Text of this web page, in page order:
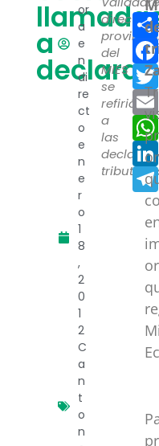
a
declarar
or
a
e
n
di
re
ct
o
e
n
e
r
o
1
8
,
2
0
1
2
C
a
n
t
o
n
director
del
MIES
se
refirió
a
las